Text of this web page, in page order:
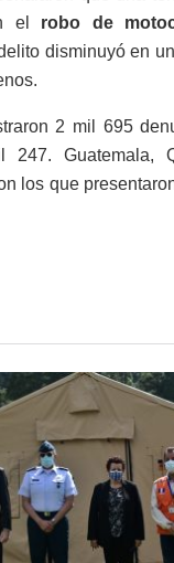
el robo de
disminuyó en
2 mil 695
Guatemala,
los que